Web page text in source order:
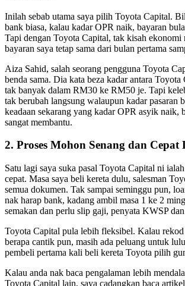
Inilah sebab utama saya pilih Toyota Capital.
bank biasa, kalau kadar OPR naik, bayaran
Tapi dengan Toyota Capital, tak kisah ekonomi
bayaran saya tetap sama dari bulan pertama
Aiza Sahid, salah seorang pengguna Toyota
benda sama. Dia kata beza kadar antara
tak banyak dalam RM30 ke RM50 je. Tapi
tak berubah langsung walaupun kadar pasaran
keadaan sekarang yang kadar OPR asyik naik,
sangat membantu.
2. Proses Mohon Senang dan Cepat
Satu lagi saya suka pasal Toyota Capital ni
cepat. Masa saya beli kereta dulu, salesman
semua dokumen. Tak sampai seminggu pun,
nak harap bank, kadang ambil masa 1 ke 2
semakan dan perlu slip gaji, penyata KWSP
Toyota Capital pula lebih fleksibel. Kalau
berapa cantik pun, masih ada peluang untuk
pembeli pertama kali beli kereta Toyota pilih
Kalau anda nak baca pengalaman lebih
Toyota Capital lain, saya cadangkan baca